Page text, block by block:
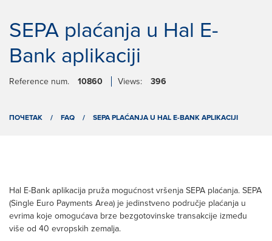
SEPA plaćanja u Hal E-
Bank aplikaciji
Reference num. 10860 Views: 396
ПОЧЕТАК / FAQ / SEPA PLAĆANJA U HAL E-BANK APLIKACIJI
Hal E-Bank aplikacija pruža mogućnost vršenja SEPA plaćanja. SEPA
(Single Euro Payments Area) je jedinstveno područje plaćanja u
evrima koje omogućava brze bezgotovinske transakcije između
više od 40 evropskih zemalja.